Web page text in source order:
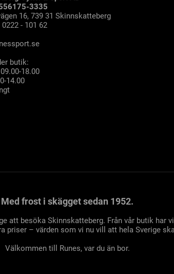
3335
16, 739 31 Skinnskatteberg
- 101 62
butik:
18.00
14.00
Med frost i skägget sedan 1952.
att besöka Skinnskatteberg. Från vår butik har
priser – värden som vi nu vill att hela Sverige
Välkommen till Runes, var du än bor.